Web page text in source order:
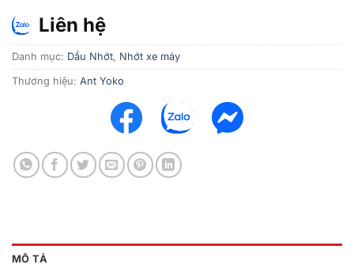
Liên hệ
Danh mục: Dầu Nhớt, Nhớt xe máy
Thương hiệu: Ant Yoko
MÔ TẢ